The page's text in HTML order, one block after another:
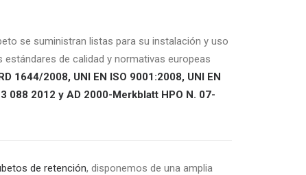
se suministran listas para su instalación y uso
de calidad y normativas europeas
1644/2008, UNI EN ISO 9001:2008, UNI EN
088 2012 y AD 2000-Merkblatt HPO N. 07-
de retención, disponemos de una amplia